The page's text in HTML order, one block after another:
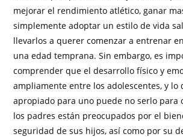
mejorar el rendimiento atlético, ganar
simplemente adoptar un estilo de vida
llevarlos a querer comenzar a entrenar
una edad temprana. Sin embargo, es
comprender que el desarrollo físico y
ampliamente entre los adolescentes, y lo
apropiado para uno puede no serlo para
los padres están preocupados por el
seguridad de sus hijos, así como por su